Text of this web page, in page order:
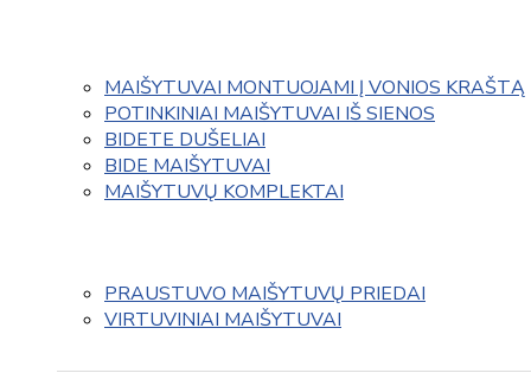
MAIŠYTUVAI MONTUOJAMI Į VONIOS KRAŠTĄ
POTINKINIAI MAIŠYTUVAI IŠ SIENOS
BIDETE DUŠELIAI
BIDE MAIŠYTUVAI
MAIŠYTUVŲ KOMPLEKTAI
PRAUSTUVO MAIŠYTUVŲ PRIEDAI
VIRTUVINIAI MAIŠYTUVAI